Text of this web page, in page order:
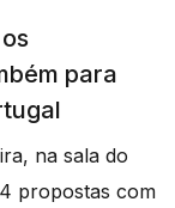
para
na sala do
propostas com